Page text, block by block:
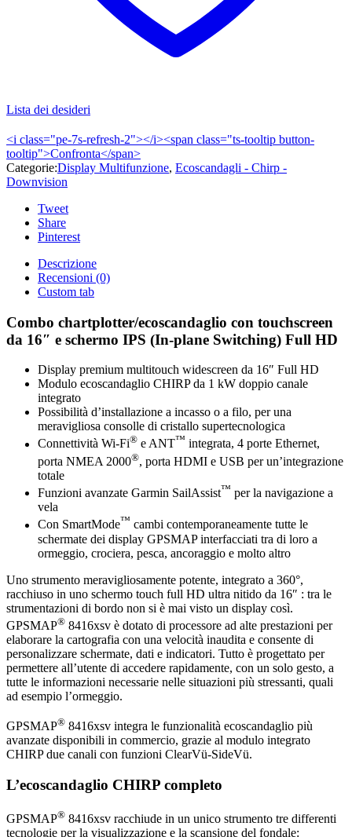
Lista dei desideri
<i class="pe-7s-refresh-2"></i><span class="ts-tooltip button-
tooltip">Confronta</span>
Categorie:Display Multifunzione, Ecoscandagli - Chirp -
Downvision
Tweet
Share
Pinterest
Descrizione
Recensioni (0)
Custom tab
Combo chartplotter/ecoscandaglio con touchscreen
da 16″ e schermo IPS (In-plane Switching) Full HD
Display premium multitouch widescreen da 16″ Full HD
Modulo ecoscandaglio CHIRP da 1 kW doppio canale
integrato
Possibilità d’installazione a incasso o a filo, per una
meravigliosa consolle di cristallo supertecnologica
Connettività Wi-Fi® e ANT™ integrata, 4 porte Ethernet,
porta NMEA 2000®, porta HDMI e USB per un’integrazione
totale
Funzioni avanzate Garmin SailAssist™ per la navigazione a
vela
Con SmartMode™ cambi contemporaneamente tutte le
schermate dei display GPSMAP interfacciati tra di loro a
ormeggio, crociera, pesca, ancoraggio e molto altro
Uno strumento meravigliosamente potente, integrato a 360°,
racchiuso in uno schermo touch full HD ultra nitido da 16″ : tra le
strumentazioni di bordo non si è mai visto un display così.
GPSMAP® 8416xsv è dotato di processore ad alte prestazioni per
elaborare la cartografia con una velocità inaudita e consente di
personalizzare schermate, dati e indicatori. Tutto è progettato per
permettere all’utente di accedere rapidamente, con un solo gesto, a
tutte le informazioni necessarie nelle situazioni più stressanti, quali
ad esempio l’ormeggio.
GPSMAP® 8416xsv integra le funzionalità ecoscandaglio più
avanzate disponibili in commercio, grazie al modulo integrato
CHIRP due canali con funzioni ClearVü-SideVü.
L’ecoscandaglio CHIRP completo
GPSMAP® 8416xsv racchiude in un unico strumento tre differenti
tecnologie per la visualizzazione e la scansione del fondale: